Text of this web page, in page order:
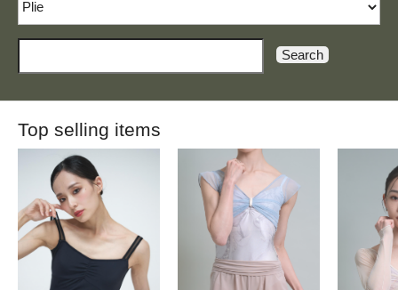
Search
Top selling items